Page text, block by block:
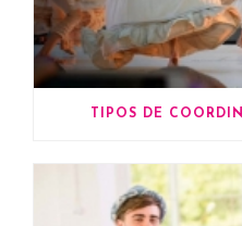
TIPOS DE